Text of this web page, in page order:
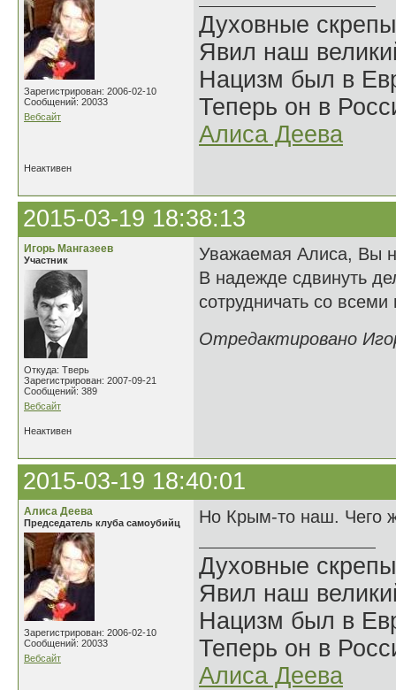
Зарегистрирован: 2006-02-10
Сообщений: 20033
Вебсайт
Духовные
Явил наш
Нацизм был в
Теперь он в
Алиса Деева
Неактивен
2015-03-19 18:38:13
Игорь Мангазеев
Участник
Откуда: Тверь
Зарегистрирован: 2007-09-21
Сообщений: 389
Вебсайт
Уважаемая Алиса, Вы
В надежде сдвинуть
сотрудничать со
Отредактировано
Неактивен
2015-03-19 18:40:01
Алиса Деева
Председатель клуба самоубийц
Зарегистрирован: 2006-02-10
Сообщений: 20033
Вебсайт
Но Крым-то наш. Чего
Духовные
Явил наш
Нацизм был в
Теперь он в
Алиса Деева